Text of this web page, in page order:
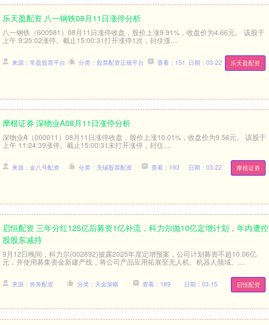
乐天盈配资 八一钢铁08月11日涨停分析
八一钢铁（600581）08月11日涨停收盘，股价上涨9.91%，收盘价为4.66元。 该股于
上午 9:25:02涨停。截止15:00:31打开涨停1次，封住涨....
乐天盈配资
来源：常盈股票平台 分类：股票配资正规平台 查看：151 日期：03-22
摩根证券 深物业A08月11日涨停分析
深物业A（000011）08月11日涨停收盘，股价上涨10.01%，收盘价为9.56元。 该股于
上午 11:24:39涨停。截止15:00:31未打开涨停，封住....
摩根证券
来源：金八号配资 分类：无锡股票配资 查看：193 日期：03-22
启恒配资 三年分红125亿后募资1亿补流，科力尔抛10亿定增计划，年内遭控
股股东减持
9月12日晚间，科力尔(002892)披露2025年度定增预案，公司计划募资不超10.06亿
元，并使用募集资金新建产线，将公司产品应用拓展至无人机、机器人领域。....
启恒配资
来源：奔奔配资 分类：天金策略 查看：189 日期：03-15